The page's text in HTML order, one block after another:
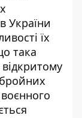
України
їх
така